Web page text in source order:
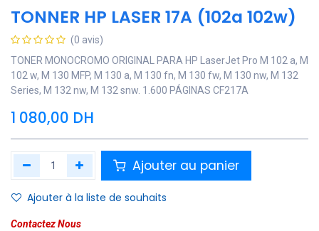
TONNER HP LASER 17A (102a 102w)
(0 avis)
TONER MONOCROMO ORIGINAL PARA HP LaserJet Pro M 102 a, M
102 w, M 130 MFP, M 130 a, M 130 fn, M 130 fw, M 130 nw, M 132
Series, M 132 nw, M 132 snw. 1.600 PÁGINAS CF217A
1 080,00 DH
Ajouter au panier
Ajouter à la liste de souhaits
Contactez Nous